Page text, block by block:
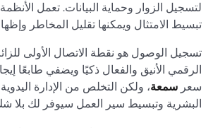
لتسجيل الزوار وحماية البيانات. تعمل
تبسيط الامتثال ويمكنها تقليل المخاطر
تسجيل الوصول هو نقطة الاتصال الأولى
الرقمي الأنيق والفعال ذكيًا ويضفي طابعًا
سعر سمعة، ولكن التخلص من الإدارة
البشرية وتبسيط سير العمل سيوفر لك بلا